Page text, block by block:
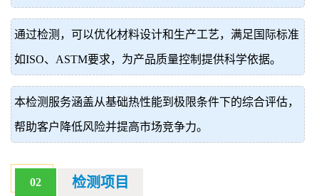
通过检测，可以优化材料设计和生产工艺，满足国际标准
如ISO、ASTM要求，为产品质量控制提供科学依据。
本检测服务涵盖从基础热性能到极限条件下的综合评估，
帮助客户降低风险并提高市场竞争力。
02 检测项目